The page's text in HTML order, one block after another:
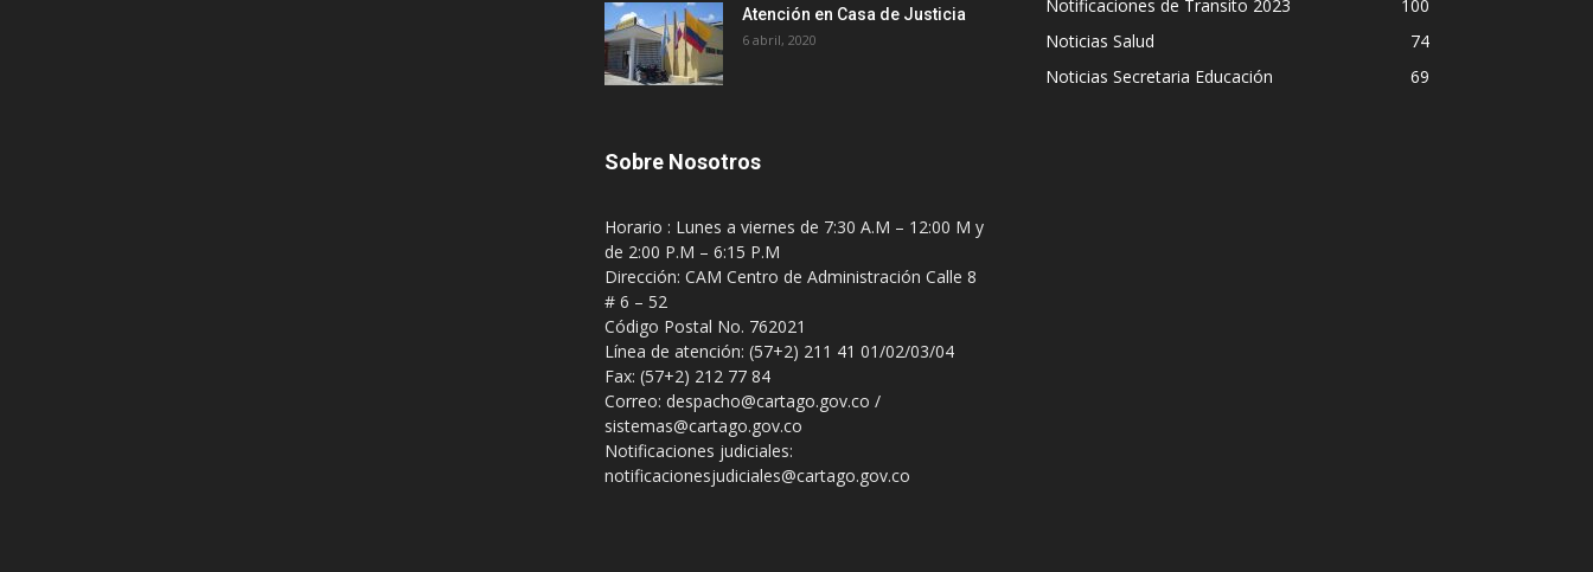
Atención en Casa de Justicia
6 abril, 2020
Sobre Nosotros
Horario : Lunes a viernes de 7:30 A.M – 12:00 M y
de 2:00 P.M – 6:15 P.M
Dirección: CAM Centro de Administración Calle 8
# 6 – 52
Código Postal No. 762021
Línea de atención: (57+2) 211 41 01/02/03/04
Fax: (57+2) 212 77 84
Correo: despacho@cartago.gov.co /
sistemas@cartago.gov.co
Notificaciones judiciales:
notificacionesjudiciales@cartago.gov.co
Notificaciones de Transito 2023
100
Noticias Salud
74
Noticias Secretaria Educación
69